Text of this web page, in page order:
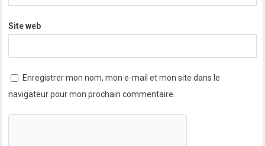
Site web
Enregistrer mon nom, mon e-mail et mon site dans le
navigateur pour mon prochain commentaire.